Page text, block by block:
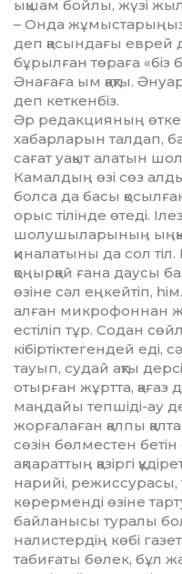
ықшам бойлы, жүзі
– Онда
деп қасын­дағы еврей
бұрылған төраға «біз
Әнағаға ым қақты.
деп кеткенбіз.
Әр редакцияның
хабарларын талдап,
сағат уақыт алатын
Камалдың өзі сөз
болса да ба­сы
орыс тілінде өтеді.
шолушыларының
қиналатыны да сол
қоңырқай ғана даусы
өзіне сәл еңкейтіп,
алған микрофоннан
естіліп тұр. Содан
кібіртіктегендей еді,
тауып, судай ақты
отырған жұртта,
маңдайы тепшіді-ау
жорғалаған қалпы
сөзін бөлместен
ақпараттың қазіргі
нарийі, режиссурасы,
көрерменді өзіне
байланысы туралы
налистердің көбі
табиғаты бө­лек, бұл